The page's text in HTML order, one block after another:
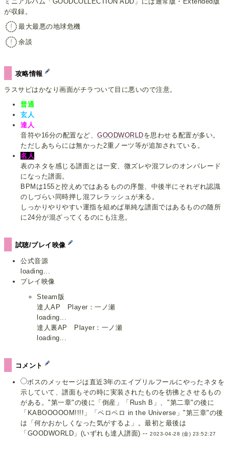
が収録。
最大最悪の地球危機
余談
攻略情報
ラスサビはかなり画面がチラついて目に悪いので注意。
普通
玄人
達人
音符や16分の配置など、GOODWORLDを思わせる配置が多い。
ただしあちらには無かった2重ノーツ等が追加されている。
名人
表のネタを感じる譜面とは一変、微ズレや混フレのオンパレード
になった譜面。
BPMは155と控えめではあるものの序盤、中後半にそれぞれ認識
のしづらい同時押し混フレラッシュが来る。
しっかりやりやすい運指を組めば単純な譜面ではあるものの随所
に24分が混ざってくるのにも注意。
試聴/プレイ映像
公式音源
loading...
プレイ映像
Steam版
達人AP Player：一ノ瀬
loading...
達人裏AP Player：一ノ瀬
loading...
コメント
ボスのメッセージは直近3年のエイプリルフールにやったネタを
示していて、譜面もその時に実装されたものを彷彿とさせるもの
がある。"第一章"の後に「倒産」「Rush B」、"第二章"の後に
「KABOOOOOM!!!!」「ペロペロ in the Universe」"第三章"の後
は「何かおかしくなった気がするよ」。最初と最後は
「GOODWORLD」(いずれも達人譜面) --2023-04-28 (金) 23:52:27